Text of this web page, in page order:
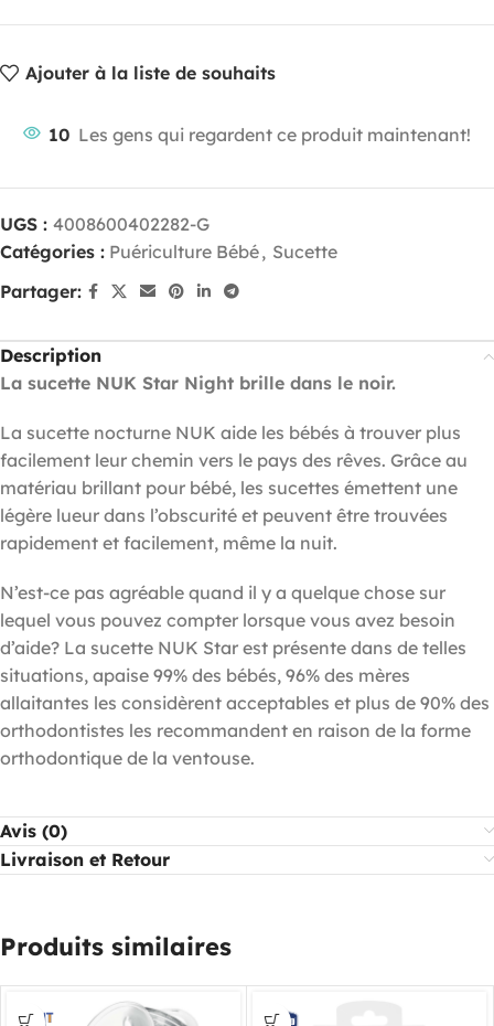
Ajouter à la liste de souhaits
10 Les gens qui regardent ce produit maintenant!
UGS : 4008600402282-G
Catégories : Puériculture Bébé, Sucette
Partager:
Description
La sucette NUK Star Night brille dans le noir.
La sucette nocturne NUK aide les bébés à trouver plus
facilement leur chemin vers le pays des rêves. Grâce au
matériau brillant pour bébé, les sucettes émettent une
légère lueur dans l’obscurité et peuvent être trouvées
rapidement et facilement, même la nuit.
N’est-ce pas agréable quand il y a quelque chose sur
lequel vous pouvez compter lorsque vous avez besoin
d’aide? La sucette NUK Star est présente dans de telles
situations, apaise 99% des bébés, 96% des mères
allaitantes les considèrent acceptables et plus de 90% des
orthodontistes les recommandent en raison de la forme
orthodontique de la ventouse.
Avis (0)
Livraison et Retour
Produits similaires